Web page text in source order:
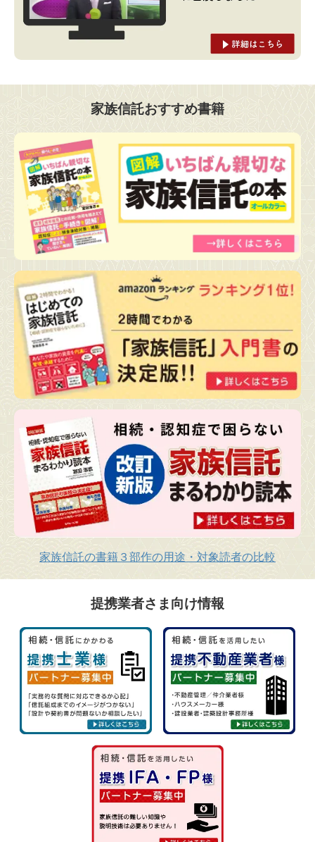
家族信託おすすめ書籍
家族信託の書籍３部作の用途・対象読者の比較
提携業者さま向け情報